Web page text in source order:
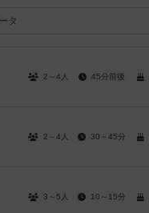
2～4人 45分前後
2～4人 30～45分
3～5人 10～15分